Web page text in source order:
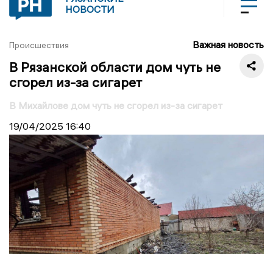
НОВОСТИ
Происшествия Важная новость
В Рязанской области дом чуть не
сгорел из-за сигарет
В Михайлове дом чуть не сгорел из-за сигарет
19/04/2025 16:40